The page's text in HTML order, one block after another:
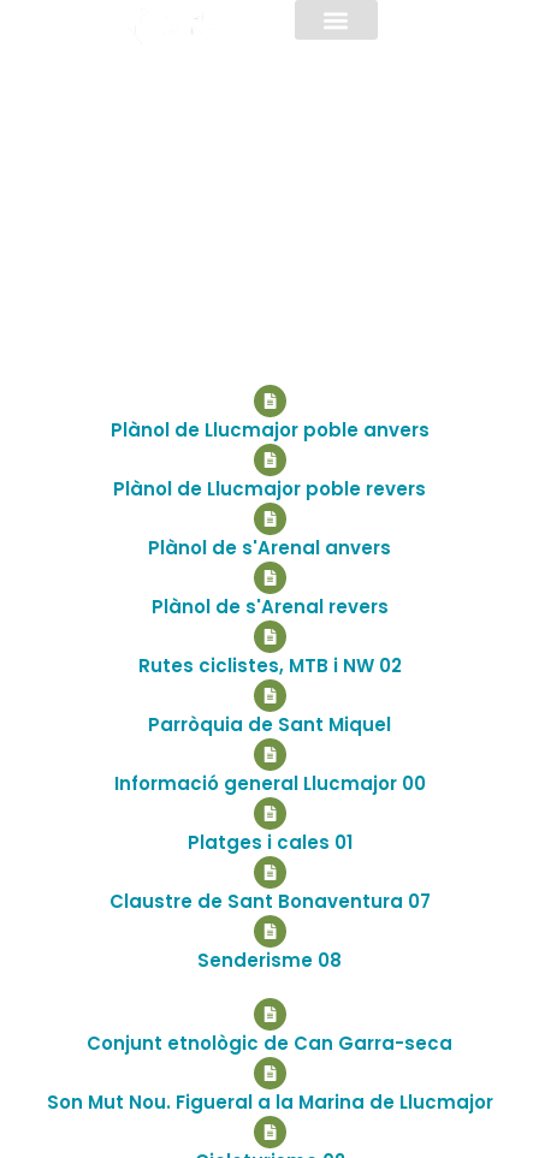
Plànol de Llucmajor poble anvers
Plànol de Llucmajor poble revers
Plànol de s'Arenal anvers
Plànol de s'Arenal revers
Rutes ciclistes, MTB i NW 02
Parròquia de Sant Miquel
Informació general Llucmajor 00
Platges i cales 01
Claustre de Sant Bonaventura 07
Senderisme 08
Conjunt etnològic de Can Garra-seca
Son Mut Nou. Figueral a la Marina de Llucmajor